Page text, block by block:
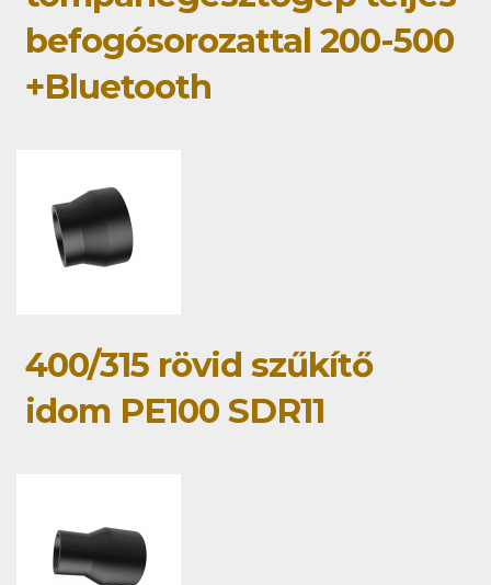
befogósorozattal 200-500
+Bluetooth
400/315 rövid szűkítő
idom PE100 SDR11